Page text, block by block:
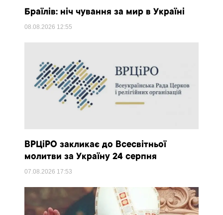
Браїлів: ніч чування за мир в Україні
08.08.2026 12:55
ВРЦіРО закликає до Всесвітньої
молитви за Україну 24 серпня
07.08.2026 17:53